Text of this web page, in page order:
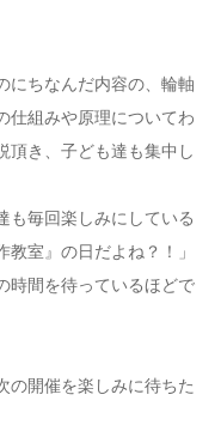
にちなんだ内容の、輪軸
仕組みや原理についてわ
頂き、子ども達も集中し
も毎回楽しみにしている
室』の日だよね？！」
時間を待っているほどで
の開催を楽しみに待ちた